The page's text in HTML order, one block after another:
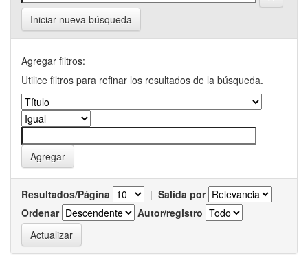
Iniciar nueva búsqueda
Agregar filtros:
Utilice filtros para refinar los resultados de la búsqueda.
Resultados/Página | Salida por
Ordenar
Autor/registro